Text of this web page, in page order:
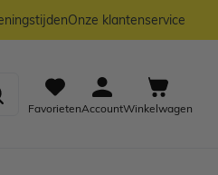
Onze klantenservice
FavorietenAccountWinkelwagen